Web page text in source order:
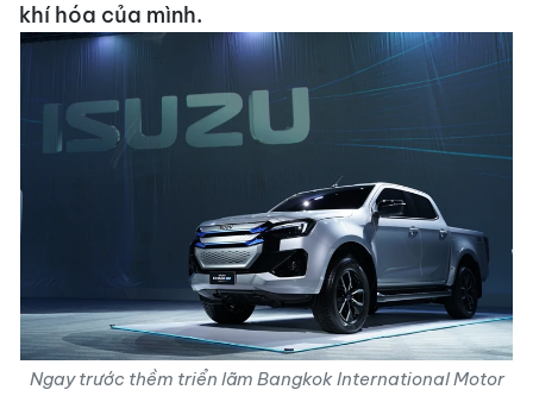
khí hóa của mình.
Ngay trước thềm triển lãm Bangkok International Motor